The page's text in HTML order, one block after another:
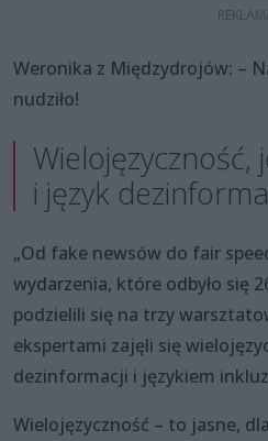
Weronika z Międzydrojów: –
nudziło!
Wielojęzyczność,
i język
„Od fake newsów do fair
wydarzenia, które odbyło się
podzielili się na trzy
ekspertami zajęli się
dezinformacji i językiem
Wielojęzyczność – to jasne,